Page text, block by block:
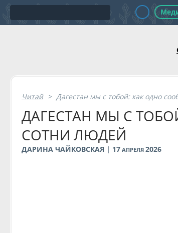
Читай > Дагестан мы с тобой: как одно
ДАГЕСТАН МЫ С
СОТНИ ЛЮДЕЙ
ДАРИНА ЧАЙКОВСКАЯ | 17 АПРЕЛЯ 2026